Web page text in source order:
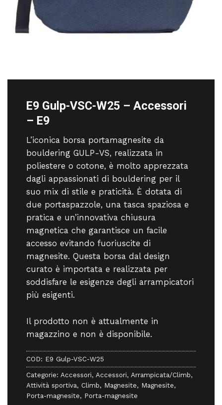
E9 Gulp-VSC-W25 – Accessori
– E9
L’iconica borsa portamagnesite da
bouldering GULP-VS, realizzata in
poliestere o cotone, è molto apprezzata
dagli appassionati di bouldering per il
suo mix di stile e praticità. È dotata di
due portaspazzole, una tasca spaziosa e
pratica e un’innovativa chiusura
magnetica che garantisce un facile
accesso evitando fuoriuscite di
magnesite. Questa borsa dal design
curato è importata e realizzata per
soddisfare le esigenze degli arrampicatori
più esigenti.
Il prodotto non è attualmente in
magazzino e non è disponibile.
COD: E9 Gulp-VSC-W25
Categorie: Accessori, Accessori, Arrampicata/Climb,
Attività sportiva, Climb, Magnesite, Magnesite,
Porta-magnesite, Porta-magnesite